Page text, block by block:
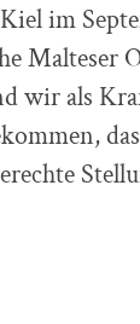
im
Malteser
wir als